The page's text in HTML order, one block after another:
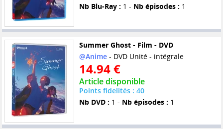
Nb Blu-Ray : 1 - Nb épisodes : 1
Summer Ghost - Film - DVD
@Anime- DVD Unité - intégrale
14.94 €
Article disponible
Points fidelités : 40
Nb DVD : 1 - Nb épisodes : 1